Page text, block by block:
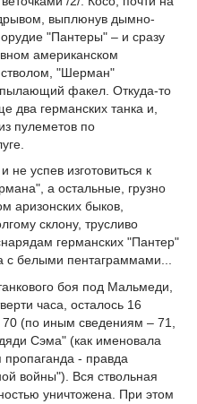
выплюнув дымно-
"Пантеры" – и сразу
американском
"Шерман"
пылающий факел. Откуда-то
два германских танка и,
пулеметов по
не успев изготовиться к
а остальные, грузно
аризонских быков,
склону, трусливо
германских "Пантер"
с белыми пентаграммами...
боя под Мальмеди,
часа, осталось 16
(по иным сведениям – 71,
Сэма" (как именовала
пропаганда - правда
войны"). Вся ствольная
уничтожена. При этом